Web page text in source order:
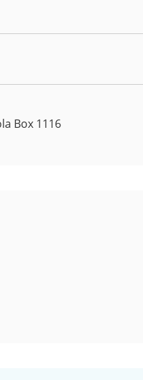
Box 1116